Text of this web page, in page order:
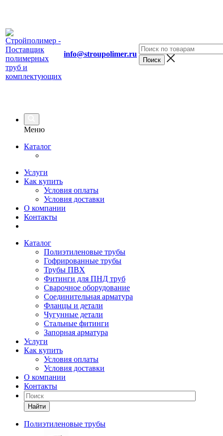
info@stroupolimer.ru
Меню
Каталог
Услуги
Как купить
Условия оплаты
Условия доставки
О компании
Контакты
Каталог
Полиэтиленовые трубы
Гофрированные трубы
Трубы ПВХ
Фитинги для ПНД труб
Сварочное оборудование
Соединительная арматура
Фланцы и детали
Чугунные детали
Стальные фитинги
Запорная арматура
Услуги
Как купить
Условия оплаты
Условия доставки
О компании
Контакты
Найти
Полиэтиленовые трубы